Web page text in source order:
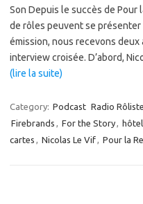
Son Depuis le succès de Pour
de rôles peuvent se
émission, nous recevons
interview croisée. D’abord,
(lire la suite)
Category: Podcast Radio Rôliste
Firebrands , For the Story,
cartes , Nicolas Le Vif, Pour la